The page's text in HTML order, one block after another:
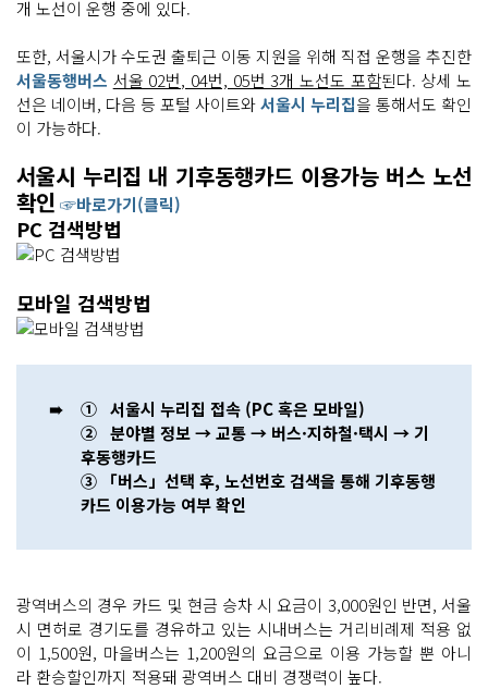
개 노선이 운행 중에 있다.
또한, 서울시가 수도권 출퇴근 이동 지원을 위해 직접 운행을 추진한
서울동행버스 서울 02번, 04번, 05번 3개 노선도 포함된다. 상세 노
선은 네이버, 다음 등 포털 사이트와서울시 누리집을 통해서도 확인
이 가능하다.
서울시 누리집 내 기후동행카드 이용가능 버스 노선
확인 ☞바로가기(클릭)
PC 검색방법
모바일 검색방법
➠
① 서울시 누리집 접속 (PC 혹은 모바일)
② 분야별 정보 → 교통 → 버스·지하철·택시 → 기
후동행카드
③ 「버스」선택 후, 노선번호 검색을 통해 기후동행
카드 이용가능 여부 확인
광역버스의 경우 카드 및 현금 승차 시 요금이 3,000원인 반면, 서울
시 면허로 경기도를 경유하고 있는 시내버스는 거리비례제 적용 없
이 1,500원, 마을버스는 1,200원의 요금으로 이용 가능할 뿐 아니
라 환승할인까지 적용돼 광역버스 대비 경쟁력이 높다.